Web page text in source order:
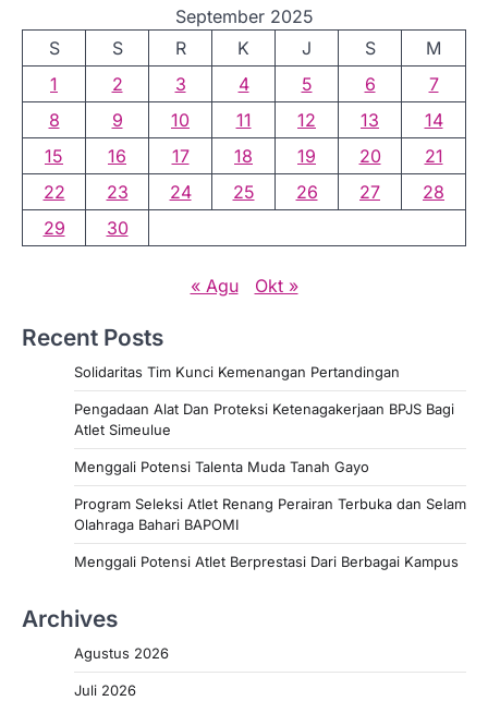
September 2025
S
S R K J S
M
1
2 3 4 5 6
7
8
9 10 11 12 13
14
15
16 17 18 19 20
21
22
23 24 25 26 27
28
29
30
« Agu Okt »
Recent Posts
Solidaritas Tim Kunci Kemenangan Pertandingan
Pengadaan Alat Dan Proteksi Ketenagakerjaan BPJS Bagi
Atlet Simeulue
Menggali Potensi Talenta Muda Tanah Gayo
Program Seleksi Atlet Renang Perairan Terbuka dan Selam
Olahraga Bahari BAPOMI
Menggali Potensi Atlet Berprestasi Dari Berbagai Kampus
Archives
Agustus 2026
Juli 2026